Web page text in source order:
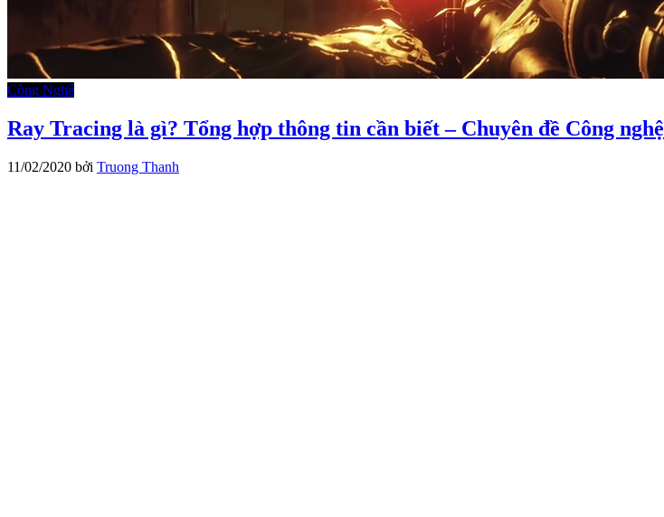
Công Nghệ
Ray Tracing là gì? Tổng hợp thông tin cần biết – Chuyên đề Công nghệ
11/02/2020 bởi Truong Thanh